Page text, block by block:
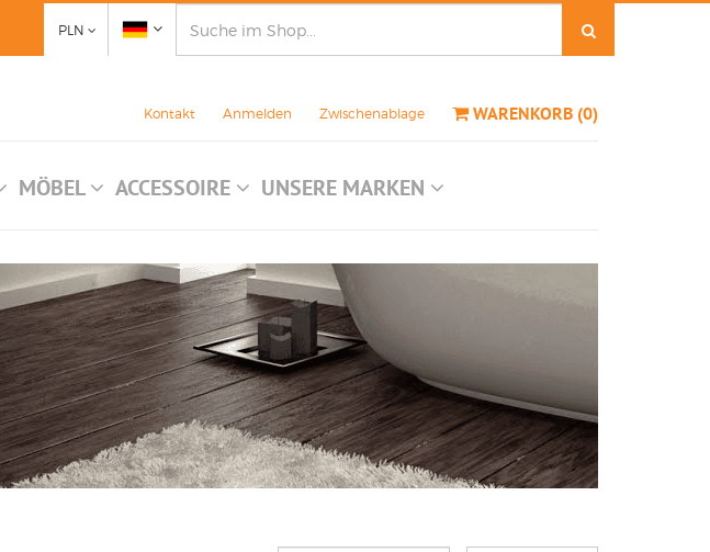
PLN
Kontakt Anmelden Zwischenablage WARENKORB (0)
MÖBEL ACCESSOIRE UNSERE MARKEN